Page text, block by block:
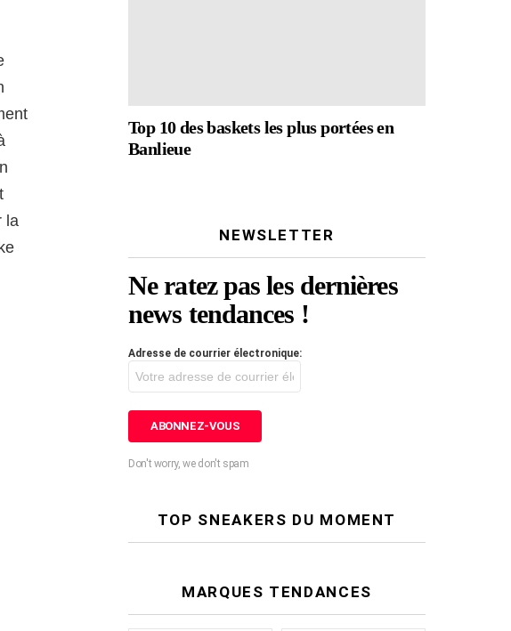
la
Top 10 des baskets les plus portées en
Banlieue
NEWSLETTER
Ne ratez pas les dernières
news tendances !
Adresse de courrier électronique:
Don't worry, we don't spam
TOP SNEAKERS DU MOMENT
MARQUES TENDANCES